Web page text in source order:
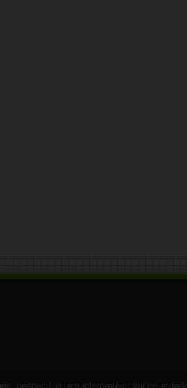
nespeciālistiem interpretējot vai